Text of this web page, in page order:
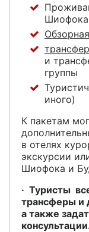
Шиофока
и
группы
иного)
К пакетам
в отелях
экскурсии
Шиофока и
· Туристы
трансферы и
а также